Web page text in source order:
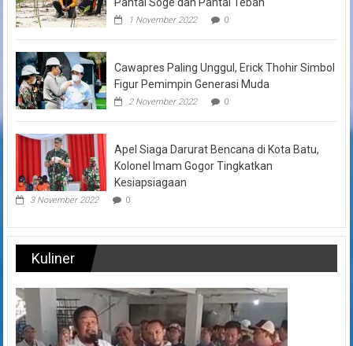
1 November 2022 0
Cawapres Paling Unggul, Erick Thohir Simbol
Figur Pemimpin Generasi Muda
2 November 2022 0
Apel Siaga Darurat Bencana di Kota Batu,
Kolonel Imam Gogor Tingkatkan
Kesiapsiagaan
3 November 2022 0
Kuliner